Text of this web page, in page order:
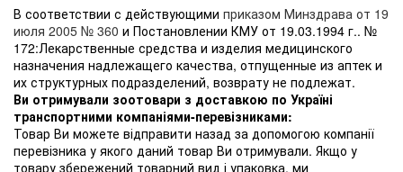
В соответствии с действующими приказом Минздрава от 19
июля 2005 № 360 и Постановлении КМУ от 19.03.1994 г.. №
172:Лекарственные средства и изделия медицинского
назначения надлежащего качества, отпущенные из аптек и
их структурных подразделений, возврату не подлежат.
Ви отримували зоотовари з доставкою по Україні
транспортними компаніями-перевізниками:
Товар Ви можете відправити назад за допомогою компанії
перевізника у якого даний товар Ви отримували. Якщо у
товару збережений товарний вид і упаковка, ми